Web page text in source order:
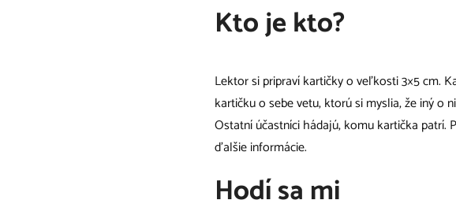
Kto je kto?
Lektor si pripraví kartičky o veľkosti 3×5 cm.
kartičku o sebe vetu, ktorú si myslia, že iný o
Ostatní účastníci hádajú, komu kartička patrí.
ďalšie informácie.